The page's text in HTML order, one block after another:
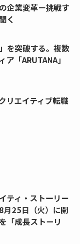
企業変革ー挑戦す
く
を突破する。複数
ア「ARUTANA」
リエイティブ転職
ティ・ストーリー
月25日（火）に開
「成長ストーリ